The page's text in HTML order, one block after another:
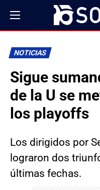
NOTICIAS
Sigue
de la U se
los playoffs
Los dirigidos por
lograron dos
últimas fechas.